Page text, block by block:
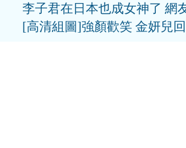
李子君在日本也成女神了 網
[高清組圖]強顏歡笑 金妍兒